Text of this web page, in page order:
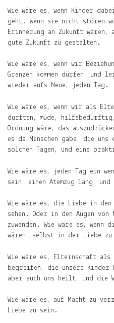
und
erfährst,
Mail-
Adresse
Abonnieren
Gern
Die
Welt
in
Arme
schließen.
Mary
Schwimmen.
Warum
Wie wäre es, wenn Kinder
geht. Wenn sie nicht stören
Erinnerung an Zukunft wären,
gute Zukunft zu gestalten.
Wie wäre es, wenn wir
Grenzen kommen dürfen, und
wieder aufs Neue, jeden Tag.
Wie wäre es, wenn wir als
dürften, müde,
Ordnung wäre, das
es da Menschen gäbe, die
solchen Tagen, und eine
Wie wäre es, jeden Tag ein
sein, einen Atemzug lang, und
Wie wäre es, die Liebe in den
sehen. Oder in den Augen von
zuwenden. Wie wäre es, wenn
wären, selbst in der Liebe zu
Wie wäre es, Elternschaft als
begreifen, die unsere Kinder
aber auch uns heilt, und die
Wie wäre es, auf Macht zu
Liebe zu sein.